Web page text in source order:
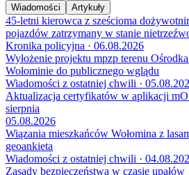
Wiadomości Artykuły
45-letni kierowca z sześcioma
pojazdów zatrzymany w stanie
Kronika policyjna · 06.08.2026
Wyłożenie projektu mpzp terenu
Wołominie do publicznego wglądu
Wiadomości z ostatniej chwili ·
Aktualizacja certyfikatów w aplikacji
sierpnia
05.08.2026
Wiązania mieszkańców Wołomina z
geoankieta
Wiadomości z ostatniej chwili ·
Zasady bezpieczeństwa w czasie upałów